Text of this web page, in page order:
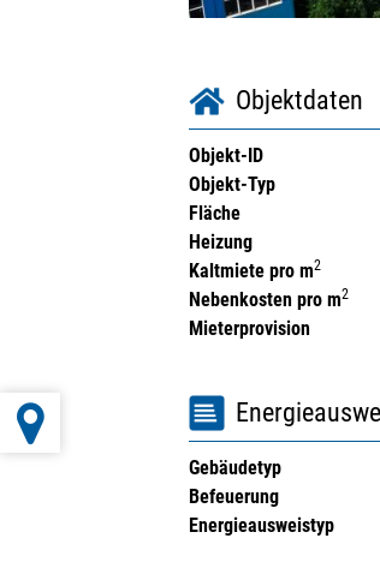
Objektdaten
Objekt-ID
Objekt-Typ
Fläche
Heizung
Kaltmiete pro m2
Nebenkosten pro m2
Mieterprovision
Gebäudetyp
Befeuerung
Energieausweistyp